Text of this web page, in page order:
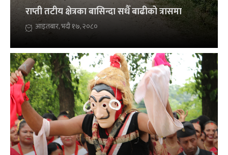
राप्ती तटीय क्षेत्रका बासिन्दा सधैँ बाढीको त्रासमा
आइतबार, भदौ १७, २०८०